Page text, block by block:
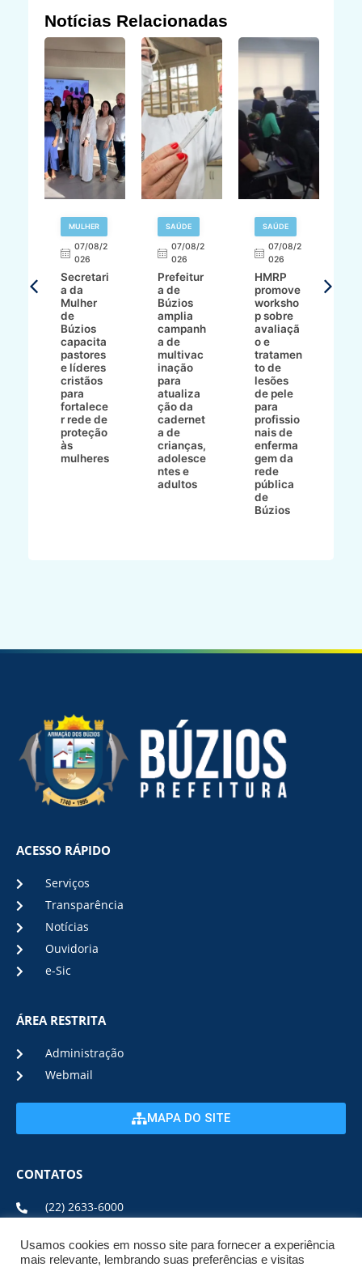
Notícias Relacionadas
MULHER
07/08/2
026
Secretari
a da
Mulher
de
Búzios
capacita
pastores
e líderes
cristãos
para
fortalece
r rede de
proteção
às
mulheres
SAÚDE
07/08/2
026
Prefeitur
a de
Búzios
amplia
campanh
a de
multivac
inação
para
atualiza
ção da
cadernet
a de
crianças,
adolesce
ntes e
adultos
SAÚDE
07/08/2
026
HMRP
promove
worksho
p sobre
avaliaçã
o e
tratamen
to de
lesões
de pele
para
profissio
nais de
enferma
gem da
rede
pública
de
Búzios
ACESSO RÁPIDO
Serviços
Transparência
Notícias
Ouvidoria
e-Sic
ÁREA RESTRITA
Administração
Webmail
MAPA DO SITE
CONTATOS
(22) 2633-6000
ENDEREÇO E HORÁRIO
Usamos cookies em nosso site para fornecer a experiência
mais relevante, lembrando suas preferências e visitas